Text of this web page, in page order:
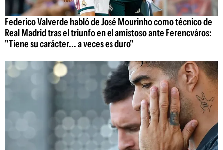
Federico Valverde habló de José Mourinho como técnico de
Real Madrid tras el triunfo en el amistoso ante Ferencváros:
"Tiene su carácter... a veces es duro"